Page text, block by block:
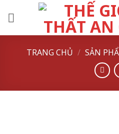
TRANG CHỦ / SẢN